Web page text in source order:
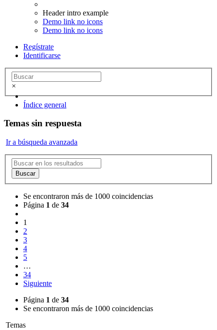
Header intro example
Demo link no icons
Demo link no icons
Regístrate
Identificarse
×
Índice general
Temas sin respuesta
Ir a búsqueda avanzada
Buscar
Se encontraron más de 1000 coincidencias
Página 1 de 34
1
2
3
4
5
…
34
Siguiente
Página 1 de 34
Se encontraron más de 1000 coincidencias
Temas